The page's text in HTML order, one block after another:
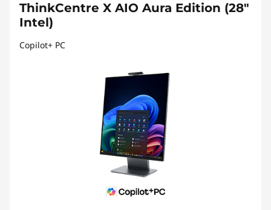
ThinkCentre X AIO Aura Edition (28"
Intel)
Copilot+ PC